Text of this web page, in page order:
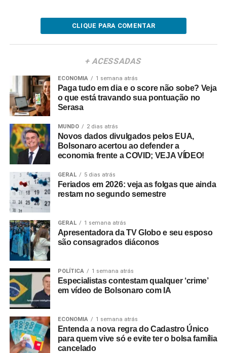
CLIQUE PARA COMENTAR
+ ACESSADAS
ECONOMIA 1 semana atrás
Paga tudo em dia e o score não sobe? Veja
o que está travando sua pontuação no
Serasa
MUNDO 2 dias atrás
Novos dados divulgados pelos EUA,
Bolsonaro acertou ao defender a
economia frente a COVID; VEJA VÍDEO!
GERAL 5 dias atrás
Feriados em 2026: veja as folgas que ainda
restam no segundo semestre
GERAL 1 semana atrás
Apresentadora da TV Globo e seu esposo
são consagrados diáconos
POLÍTICA 1 semana atrás
Especialistas contestam qualquer ‘crime’
em vídeo de Bolsonaro com IA
ECONOMIA 1 semana atrás
Entenda a nova regra do Cadastro Único
para quem vive só e evite ter o bolsa família
cancelado